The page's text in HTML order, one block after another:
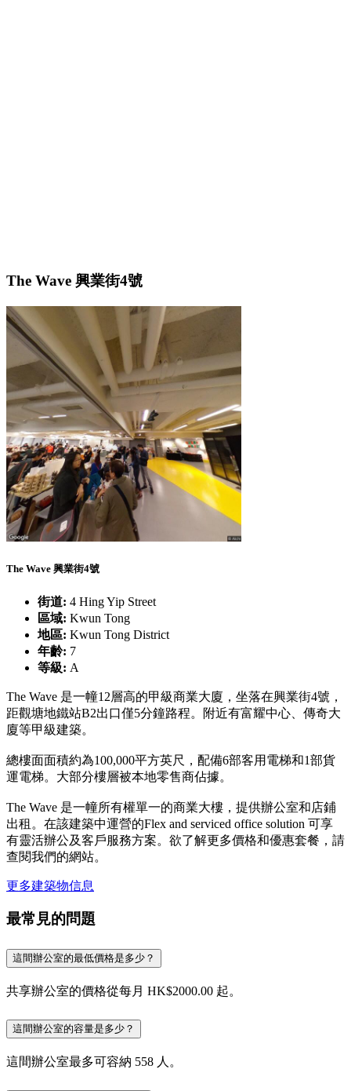
The Wave 興業街4號
The Wave 興業街4號
街道: 4 Hing Yip Street
區域: Kwun Tong
地區: Kwun Tong District
年齡: 7
等級: A
The Wave 是一幢12層高的甲級商業大廈，坐落在興業街4號，
距觀塘地鐵站B2出口僅5分鐘路程。附近有富耀中心、傳奇大
廈等甲級建築。
總樓面面積約為100,000平方英尺，配備6部客用電梯和1部貨
運電梯。大部分樓層被本地零售商佔據。
The Wave 是一幢所有權單一的商業大樓，提供辦公室和店鋪
出租。在該建築中運營的Flex and serviced office solution 可享
有靈活辦公及客戶服務方案。欲了解更多價格和優惠套餐，請
查閱我們的網站。
更多建築物信息
最常見的問題
這間辦公室的最低價格是多少？
共享辦公室的價格從每月 HK$2000.00 起。
這間辦公室的容量是多少？
這間辦公室最多可容納 558 人。